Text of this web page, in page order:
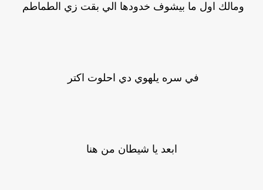
ومالك اول ما بيشوف خدودها الي بقت زي الطماطم
في سره يلهوي دي احلوت اكتر
ابعد يا شيطان من هنا